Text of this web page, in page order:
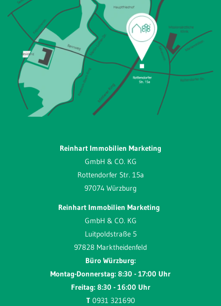
Reinhart Immobilien Marketing
GmbH & CO. KG
Rottendorfer Str. 15a
97074 Würzburg
Reinhart Immobilien Marketing
GmbH & CO. KG
Luitpoldstraße 5
97828 Marktheidenfeld
Büro Würzburg:
Montag-Donnerstag: 8:30 - 17:00 Uhr
Freitag: 8:30 - 16:00 Uhr
T 0931 321690